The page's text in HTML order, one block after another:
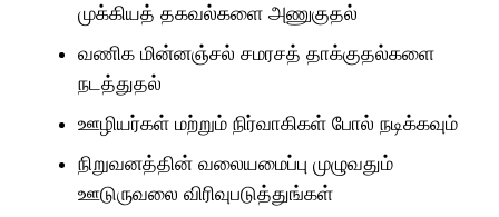
முக்கியத் தகவல்களை அணுகுதல்
வணிக மின்னஞ்சல் சமரசத் தாக்குதல்களை
நடத்துதல்
ஊழியர்கள் மற்றும் நிர்வாகிகள் போல் நடிக்கவும்
நிறுவனத்தின் வலையமைப்பு முழுவதும்
ஊடுருவலை விரிவுபடுத்துங்கள்